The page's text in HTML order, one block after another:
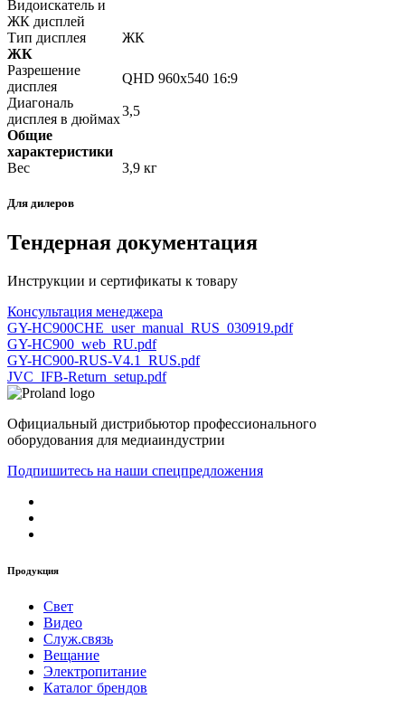
Видоискатель и
ЖК дисплей
Тип дисплея
ЖК
ЖК
Разрешение
дисплея
QHD 960x540 16:9
Диагональ
дисплея в дюймах
3,5
Общие
характеристики
Вес
3,9 кг
Для дилеров
Тендерная документация
Инструкции и сертификаты к товару
Консультация менеджера
GY-HC900CHE_user_manual_RUS_030919.pdf
GY-HC900_web_RU.pdf
GY-HC900-RUS-V4.1_RUS.pdf
JVC_IFB-Return_setup.pdf
Официальный дистрибьютор профессионального
оборудования для медиаиндустрии
Подпишитесь на наши спецпредложения
Продукция
Свет
Видео
Служ.связь
Вещание
Электропитание
Каталог брендов